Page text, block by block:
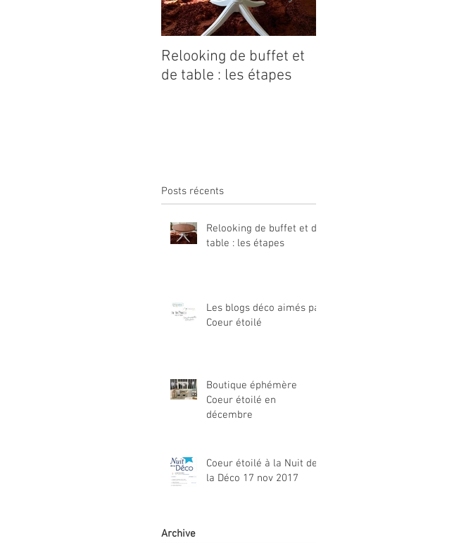
Relooking de buffet et
de table : les étapes
Posts récents
Relooking de buffet et de
table : les étapes
Les blogs déco aimés par
Coeur étoilé
Boutique éphémère
Coeur étoilé en
décembre
Coeur étoilé à la Nuit de
la Déco 17 nov 2017
Archive